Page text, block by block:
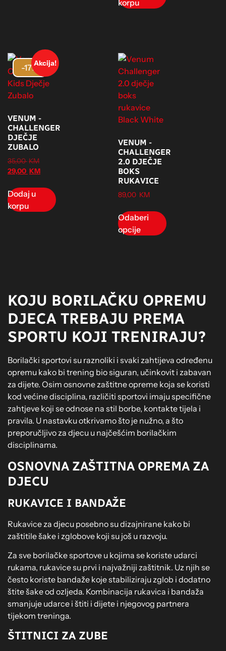
korpu
-17%Akcija!
VENUM -
CHALLENGER
DJEČJE
ZUBALO
35,00KM
29,00 KM
Dodaj u
korpu
VENUM -
CHALLENGER
2.0 DJEČJE
BOKS
RUKAVICE
89,00 KM
Odaberi
opcije
KOJU BORILAČKU OPREMU
DJECA TREBAJU PREMA
SPORTU KOJI TRENIRAJU?
Borilački sportovi su raznoliki i svaki zahtijeva određenu
opremu kako bi trening bio siguran, učinkovit i zabavan
za dijete. Osim osnovne zaštitne opreme koja se koristi
kod većine disciplina, različiti sportovi imaju specifične
zahtjeve koji se odnose na stil borbe, kontakte tijela i
pravila. U nastavku otkrivamo što je nužno, a što
preporučljivo za djecu u najčešćim borilačkim
disciplinama.
OSNOVNA ZAŠTITNA OPREMA ZA
DJECU
RUKAVICE I BANDAŽE
Rukavice za djecu posebno su dizajnirane kako bi
zaštitile šake i zglobove koji su još u razvoju.
Za sve borilačke sportove u kojima se koriste udarci
rukama, rukavice su prvi i najvažniji zaštitnik. Uz njih se
često koriste bandaže koje stabiliziraju zglob i dodatno
štite šake od ozljeda. Kombinacija rukavica i bandaža
smanjuje udarce i štiti i dijete i njegovog partnera
tijekom treninga.
ŠTITNICI ZA ZUBE